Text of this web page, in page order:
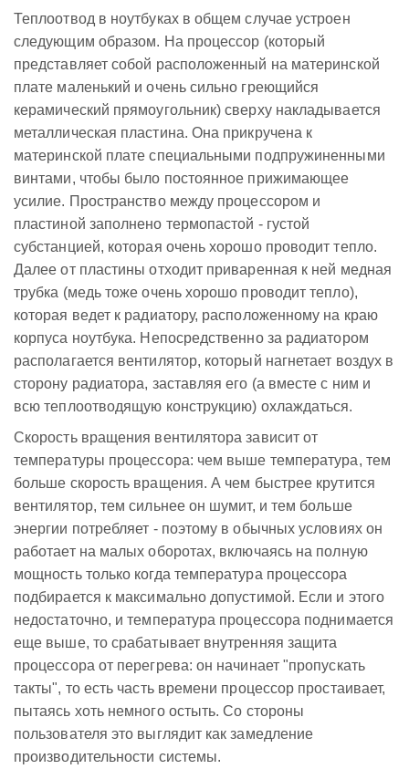
Теплоотвод в ноутбуках в общем случае устроен
следующим образом. На процессор (который
представляет собой расположенный на материнской
плате маленький и очень сильно греющийся
керамический прямоугольник) сверху накладывается
металлическая пластина. Она прикручена к
материнской плате специальными подпружиненными
винтами, чтобы было постоянное прижимающее
усилие. Пространство между процессором и
пластиной заполнено термопастой - густой
субстанцией, которая очень хорошо проводит тепло.
Далее от пластины отходит приваренная к ней медная
трубка (медь тоже очень хорошо проводит тепло),
которая ведет к радиатору, расположенному на краю
корпуса ноутбука. Непосредственно за радиатором
располагается вентилятор, который нагнетает воздух в
сторону радиатора, заставляя его (а вместе с ним и
всю теплоотводящую конструкцию) охлаждаться.
Скорость вращения вентилятора зависит от
температуры процессора: чем выше температура, тем
больше скорость вращения. А чем быстрее крутится
вентилятор, тем сильнее он шумит, и тем больше
энергии потребляет - поэтому в обычных условиях он
работает на малых оборотах, включаясь на полную
мощность только когда температура процессора
подбирается к максимально допустимой. Если и этого
недостаточно, и температура процессора поднимается
еще выше, то срабатывает внутренняя защита
процессора от перегрева: он начинает "пропускать
такты", то есть часть времени процессор простаивает,
пытаясь хоть немного остыть. Со стороны
пользователя это выглядит как замедление
производительности системы.